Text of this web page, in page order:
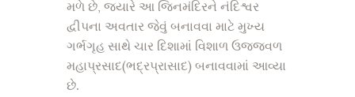
મળે છે, જ્યારે આ જિનમંદિરને નંદિશ્વર
દ્વીપના અવતાર જેવું બનાવવા માટે મુખ્ય
ગર્ભગૃહ સાથે ચાર દિશામાં વિશાળ ઉજ્જવળ
મહાપ્રસાદ(ભદ્રપ્રાસાદ) બનાવવામાં આવ્યા
છે.